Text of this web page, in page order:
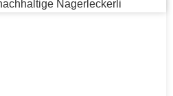
Nagerleckerli